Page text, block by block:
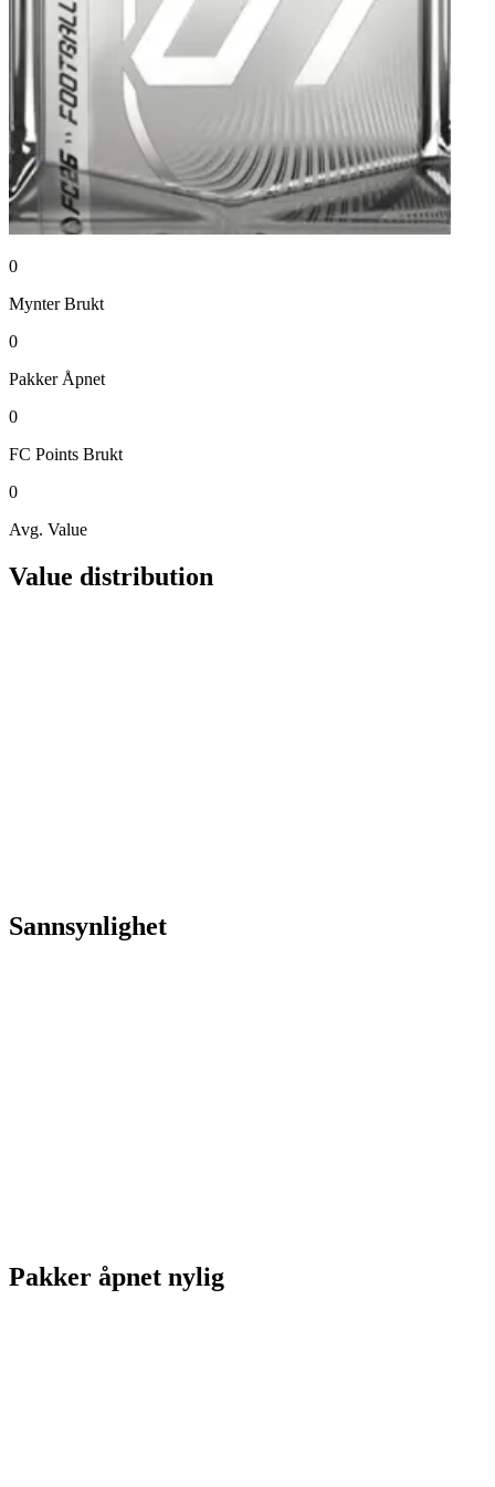
0
Mynter Brukt
0
Pakker Åpnet
0
FC Points Brukt
0
Avg. Value
Value distribution
Sannsynlighet
Pakker åpnet nylig